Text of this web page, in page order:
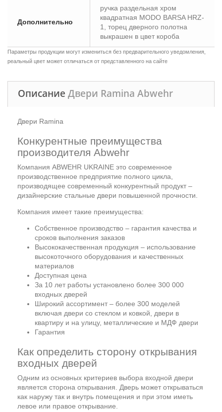
Дополнительно
ручка раздельная хром
квадратная MODO BARSA HRZ-
1, торец дверного полотна
выкрашен в цвет короба
Параметры продукции могут измениться без предварительного уведомления,
реальный цвет может отличаться от представленного на сайте
Описание Двери Ramina Abwehr
Двери Ramina
Конкурентные преимущества
производителя Abwehr
Компания ABWEHR UKRAINE это современное
производственное предприятие полного цикла,
производящее современный конкурентный продукт –
дизайнерские стальные двери повышенной прочности.
Компания имеет такие преимущества:
Собственное производство – гарантия качества и
сроков выполнения заказов
Высококачественная продукция – использование
высокоточного оборудования и качественных
материалов
Доступная цена
За 10 лет работы установлено более 300 000
входных дверей
Широкий ассортимент – более 300 моделей
включая двери со стеклом и ковкой, двери в
квартиру и на улицу, металлические и МДФ двери
Гарантия
Как определить сторону открывания
входных дверей
Одним из основных критериев выбора входной двери
является сторона открывания. Дверь может открываться
как наружу так и внутрь помещения и при этом иметь
левое или правое открывание.